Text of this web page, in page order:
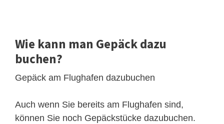
Wie kann man Gepäck dazu
buchen?
Gepäck am Flughafen dazubuchen
Auch wenn Sie bereits am Flughafen sind,
können Sie noch Gepäckstücke dazubuchen.